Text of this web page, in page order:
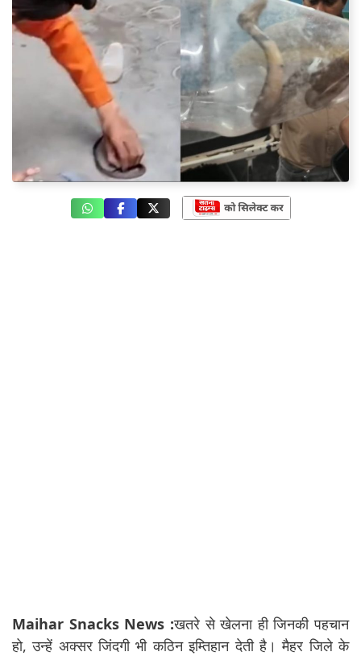
Maihar Snacks News :खतरे से खेलना ही जिनकी पहचान
हो, उन्हें अक्सर जिंदगी भी कठिन इम्तिहान देती है। मैहर जिले के